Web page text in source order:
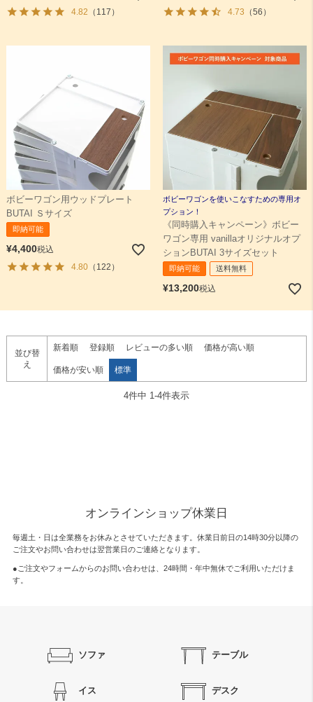
4.82 （117）
4.73 （56）
ボビーワゴン用ウッドプレート
BUTAI Ｓサイズ
即納可能
¥4,400税込
4.80（122）
ボビーワゴンを使いこなすための専用オ
プション！
《同時購入キャンペーン》ボビー
ワゴン専用 vanillaオリジナルオプ
ションBUTAI 3サイズセット
即納可能 送料無料
¥13,200税込
並び替
え
新着順 登録順 レビューの多い順 価格が高い順
価格が安い順 標準
4件中 1 -4件表示
オンラインショップ休業日
毎週土・日は全業務をお休みとさせていただきます。休業日前日の14時30分以降の
ご注文やお問い合わせは翌営業日のご連絡となります。
●ご注文やフォームからのお問い合わせは、 24時間・年中無休でご利用いただけま
す。
ソファ テーブル
イス デスク